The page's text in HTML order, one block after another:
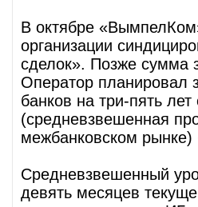
В октябре
организации
сделок». Позже сумма
Оператор планировал
банков на три-пять
(средневзвешенная
межбанковском рынке)
Средневзвешенный
девять месяцев